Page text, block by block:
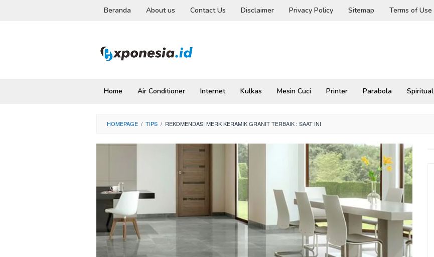
Beranda About us Contact Us Disclaimer Privacy Policy Sitemap Terms of Use
Home Air Conditioner Internet Kulkas Mesin Cuci Printer Parabola Spiritual
HOMEPAGE / TIPS / REKOMENDASI MERK KERAMIK GRANIT TERBAIK : SAAT INI